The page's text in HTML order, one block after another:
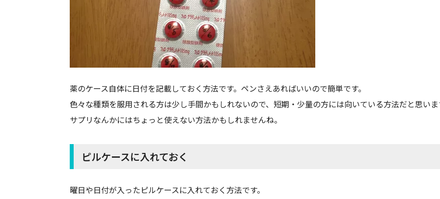
薬のケース自体に日付を記載しておく方法です。ペンさえあればいいので簡単です。
色々な種類を服用される方は少し手間かもしれないので、短期・少量の方には向いている方法だと思いま
サプリなんかにはちょっと使えない方法かもしれませんね。
ピルケースに入れておく
曜日や日付が入ったピルケースに入れておく方法です。